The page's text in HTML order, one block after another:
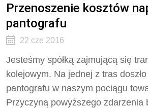
Przenoszenie kosztów
pantografu
22 cze 2016
Jesteśmy spółką zajmującą się
kolejowym. Na jednej z tras
pantografu w naszym pociągu
Przyczyną powyższego zdarzenia